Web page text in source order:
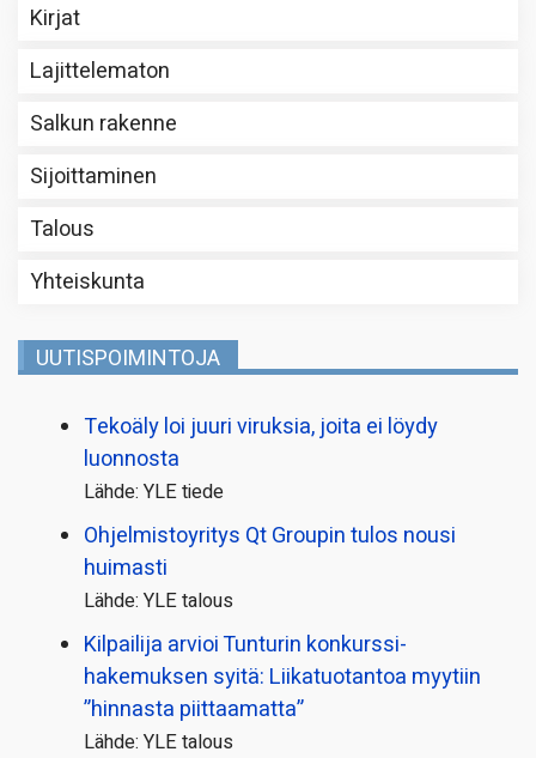
Kirjat
Lajittelematon
Salkun rakenne
Sijoittaminen
Talous
Yhteiskunta
UUTISPOIMINTOJA
Tekoäly loi juuri viruksia, joita ei löydy
luonnosta
Lähde: YLE tiede
Ohjelmistoyritys Qt Groupin tulos nousi
huimasti
Lähde: YLE talous
Kilpailija arvioi Tunturin konkurssi­
hakemuksen syitä: Liikatuotantoa myytiin
”hinnasta piittaamatta”
Lähde: YLE talous